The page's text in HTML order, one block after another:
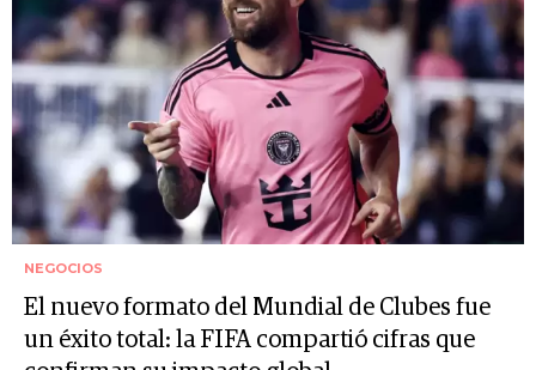
NEGOCIOS
El nuevo formato del Mundial de Clubes fue
un éxito total: la FIFA compartió cifras que